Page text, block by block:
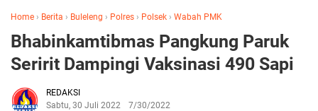
Home › Berita › Buleleng › Polres › Polsek › Wabah PMK
Bhabinkamtibmas Pangkung Paruk
Seririt Dampingi Vaksinasi 490 Sapi
REDAKSI
Sabtu, 30 Juli 2022
7/30/2022